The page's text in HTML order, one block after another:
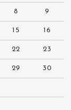
8 9
15 16
22 23
29 30